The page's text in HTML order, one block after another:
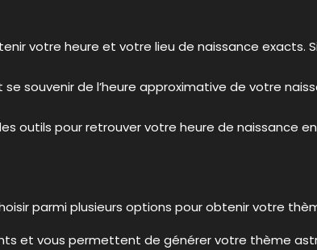
votre heure et votre lieu de naissance exacts.
souvenir de l’heure approximative de votre
outils pour retrouver votre heure de naissance
parmi plusieurs options pour obtenir votre
et vous permettent de générer votre thème